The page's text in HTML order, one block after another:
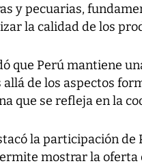
y pecuarias,
la calidad de los
que Perú mantiene
allá de los aspectos
que se refleja en la
la participación
mostrar la